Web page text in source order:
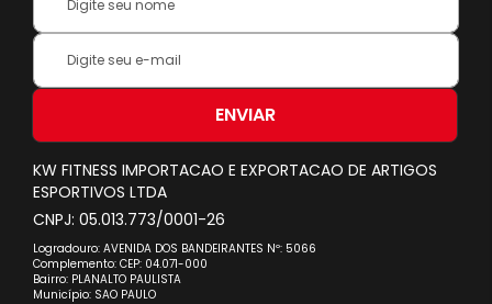
Name:
Inscreva-
na
Newsletter:
ENVIAR
KW FITNESS IMPORTACAO E EXPORTACAO DE ARTIGOS
ESPORTIVOS LTDA
CNPJ: 05.013.773/0001-26
Logradouro: AVENIDA DOS BANDEIRANTES Nº: 5066
Complemento: CEP: 04.071-000
Bairro: PLANALTO PAULISTA
Município: SAO PAULO